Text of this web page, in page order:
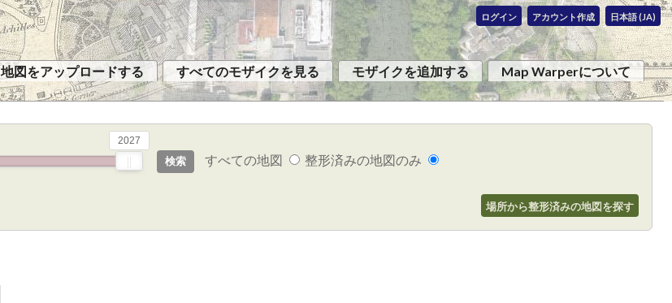
ログイン アカウント作成 日本語 (JA)
地図をアップロードする すべてのモザイクを見る モザイクを追加する
Map Warperについて
2027
すべての地図 整形済みの地図のみ
場所から整形済みの地図を探す